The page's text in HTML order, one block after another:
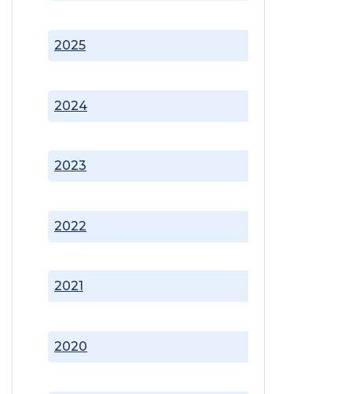
2020
2021
2022
2023
2024
2025